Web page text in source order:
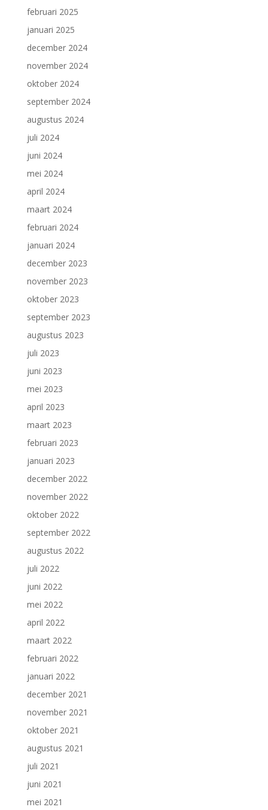
februari 2025
januari 2025
december 2024
november 2024
oktober 2024
september 2024
augustus 2024
juli 2024
juni 2024
mei 2024
april 2024
maart 2024
februari 2024
januari 2024
december 2023
november 2023
oktober 2023
september 2023
augustus 2023
juli 2023
juni 2023
mei 2023
april 2023
maart 2023
februari 2023
januari 2023
december 2022
november 2022
oktober 2022
september 2022
augustus 2022
juli 2022
juni 2022
mei 2022
april 2022
maart 2022
februari 2022
januari 2022
december 2021
november 2021
oktober 2021
augustus 2021
juli 2021
juni 2021
mei 2021